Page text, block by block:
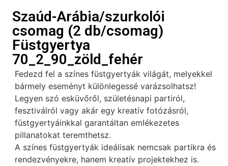
Szaúd-Arábia/szurkolói
csomag (2 db/csomag)
Füstgyertya
70_2_90_zöld_fehér
Fedezd fel a színes füstgyertyák világát, melyekkel
bármely eseményt különlegessé varázsolhatsz!
Legyen szó esküvőről, születésnapi partiról,
fesztiválról vagy akár egy kreatív fotózásról,
füstgyertyáinkkal garantáltan emlékezetes
pillanatokat teremthetsz.
A színes füstgyertyák ideálisak nemcsak partikra és
rendezvényekre, hanem kreatív projektekhez is.